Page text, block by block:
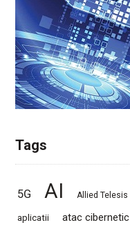
Tags
5G AI Allied Telesis
aplicatii atac cibernetic